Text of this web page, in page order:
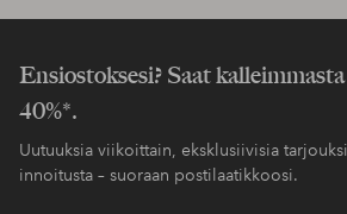
Ensiostoksesi? Saat
40%*.
Uutuuksia viikoittain, eksklusiivisia
innoitusta – suoraan postilaatikkoosi.